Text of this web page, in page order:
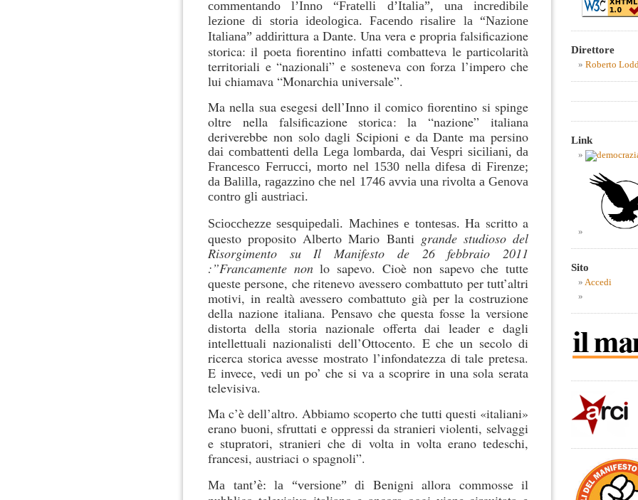
commentando l’Inno “Fratelli d’Italia”, una incredibile
lezione di storia ideologica. Facendo risalire la “Nazione
Italiana” addirittura a Dante. Una vera e propria falsificazione
storica: il poeta fiorentino infatti combatteva le particolarità
territoriali e “nazionali” e sosteneva con forza l’impero che
lui chiamava “Monarchia universale”.
Ma nella sua esegesi dell’Inno il comico fiorentino si spinge
oltre nella falsificazione storica: la “nazione” italiana
deriverebbe non solo dagli Scipioni e da Dante ma persino
dai combattenti della Lega lombarda, dai Vespri siciliani, da
Francesco Ferrucci, morto nel 1530 nella difesa di Firenze;
da Balilla, ragazzino che nel 1746 avvia una rivolta a Genova
contro gli austriaci.
Sciocchezze sesquipedali. Machines e tontesas.Ha scritto a
questo proposito Alberto Mario Banti grande studioso del
Risorgimento su Il Manifesto de 26 febbraio 2011
:”Francamente nonlo sapevo. Cioè non sapevo che tutte
queste persone, che ritenevo avessero combattuto per tutt’altri
motivi, in realtà avessero combattuto già per la costruzione
della nazione italiana. Pensavo che questa fosse la versione
distorta della storia nazionale offerta dai leader e dagli
intellettuali nazionalisti dell’Ottocento. E che un secolo di
ricerca storica avesse mostrato l’infondatezza di tale pretesa.
E invece, vedi un po’ che si va a scoprire in una sola serata
televisiva.
Ma c’è dell’altro. Abbiamo scoperto che tutti questi «italiani»
erano buoni, sfruttati e oppressi da stranieri violenti, selvaggi
e stupratori, stranieri che di volta in volta erano tedeschi,
francesi, austriaci o spagnoli”.
Ma tant’è: la “versione” di Benigni allora commosse il
Direttore
Roberto
Link
Sito
Accedi